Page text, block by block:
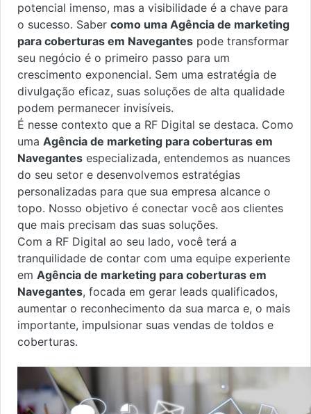
potencial imenso, mas a visibilidade é a chave para
o sucesso. Saber como uma Agência de marketing
para coberturas em Navegantes pode transformar
seu negócio é o primeiro passo para um
crescimento exponencial. Sem uma estratégia de
divulgação eficaz, suas soluções de alta qualidade
podem permanecer invisíveis.
É nesse contexto que a RF Digital se destaca. Como
uma Agência de marketing para coberturas em
Navegantes especializada, entendemos as nuances
do seu setor e desenvolvemos estratégias
personalizadas para que sua empresa alcance o
topo. Nosso objetivo é conectar você aos clientes
que mais precisam das suas soluções.
Com a RF Digital ao seu lado, você terá a
tranquilidade de contar com uma equipe experiente
em Agência de marketing para coberturas em
Navegantes, focada em gerar leads qualificados,
aumentar o reconhecimento da sua marca e, o mais
importante, impulsionar suas vendas de toldos e
coberturas.